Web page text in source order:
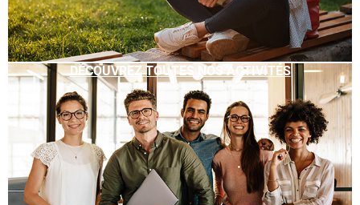
DÉCOUVREZ TOUTES NOS ACTIVITÉS